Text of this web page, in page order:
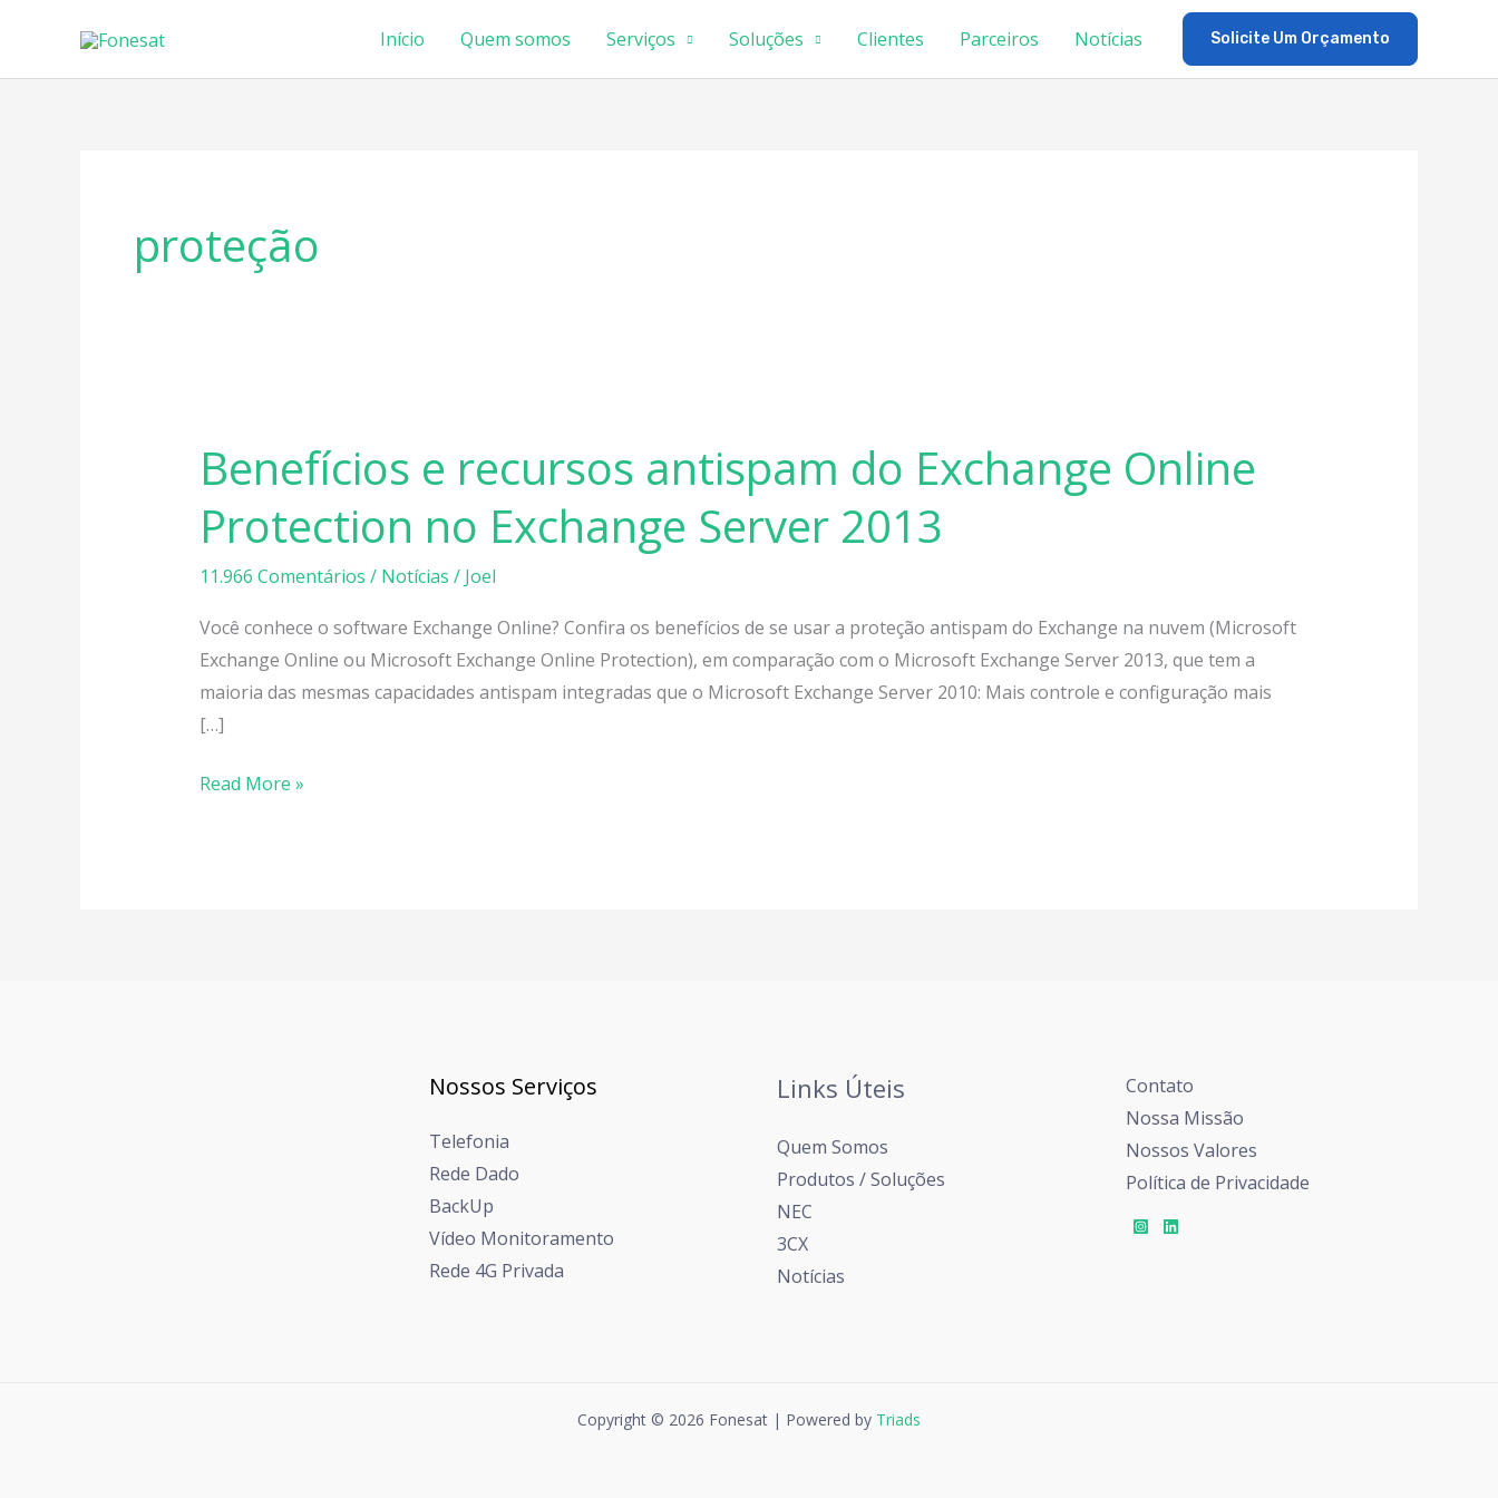
o
Início Quem somos Serviços Soluções Clientes Parceiros Notícias Solicite Um Orçamento
proteção
Benefícios e recursos antispam do Exchange Online
Protection no Exchange Server 2013
11.966 Comentários / Notícias / Joel
Você conhece o software Exchange Online? Confira os benefícios de se usar a proteção antispam do Exchange na nuvem (Microsoft
Exchange Online ou Microsoft Exchange Online Protection), em comparação com o Microsoft Exchange Server 2013, que tem a
maioria das mesmas capacidades antispam integradas que o Microsoft Exchange Server 2010: Mais controle e configuração mais
[…]
Benefícios
e
recursos
antispam
do
Exchange
Online
Protection
no
Server
Read More »
Nossos Serviços
Telefonia
Rede Dado
BackUp
Vídeo Monitoramento
Rede 4G Privada
Links Úteis
Quem Somos
Produtos / Soluções
NEC
3CX
Notícias
Contato
Nossa Missão
Nossos Valores
Política de Privacidade
Copyright © 2026 Fonesat | Powered by Triads